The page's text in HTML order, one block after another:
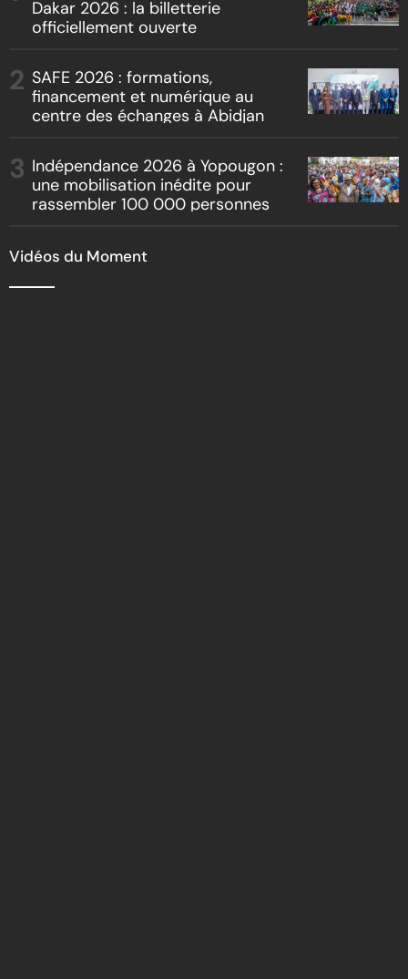
Dakar 2026 : la billetterie
officiellement ouverte
SAFE 2026 : formations,
financement et numérique au
centre des échanges à Abidjan
Indépendance 2026 à Yopougon :
une mobilisation inédite pour
rassembler 100 000 personnes
Vidéos du Moment